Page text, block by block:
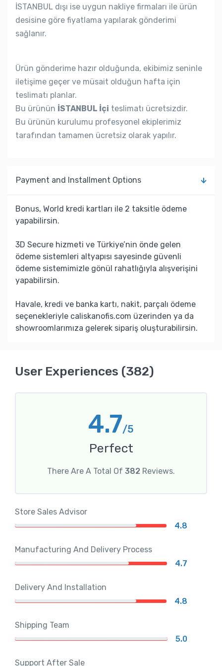
İSTANBUL dışı ise uygun nakliye firmaları ile ürün
desisine göre fiyatlama yapılarak gönderimi
sağlanır.
Ürün gönderime hazır olduğunda, ekibimiz seninle
iletişime geçer ve müsait olduğun hafta için
teslimatı planlar.
Bu ürünün İSTANBUL İçi teslimatı ücretsizdir.
Bu ürünün kurulumu profesyonel ekiplerimiz
tarafından tamamen ücretsiz olarak yapılır.
Payment and Installment Options
Bonus, World kredi kartları ile 2 taksitle ödeme
yapabilirsin.
3D Secure hizmeti ve Türkiye’nin önde gelen
ödeme sistemleri altyapısı sayesinde güvenli
ödeme sistemimizle gönül rahatlığıyla alışverişini
yapabilirsin.
Havale, kredi ve banka kartı, nakit, parçalı ödeme
seçenekleriyle caliskanofis.com üzerinden ya da
showroomlarımıza gelerek sipariş oluşturabilirsin.
User Experiences (382)
4.7/5
Perfect
There Are A Total Of 382 Reviews.
Store Sales Advisor
4.8
Manufacturing And Delivery Process
4.7
Delivery And Installation
4.8
Shipping Team
5.0
Support After Sale